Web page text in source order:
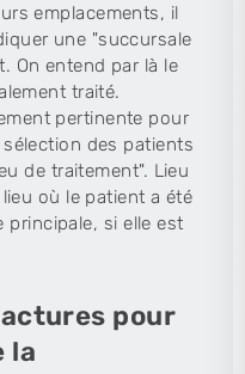
emplacements, il
une "succursale
On entend par là le
traité.
pertinente pour
des patients
de traitement". Lieu
où le patient a été
principale, si elle est
pour
la